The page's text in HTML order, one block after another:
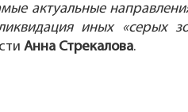
актуальные
иных «серых
Анна Стрекалова.